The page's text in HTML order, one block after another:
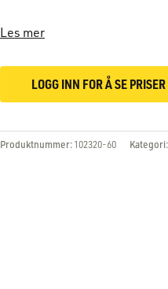
Les mer
LOGG INN FOR Å SE PRISER
Produktnummer: 102320-60 Kategori: